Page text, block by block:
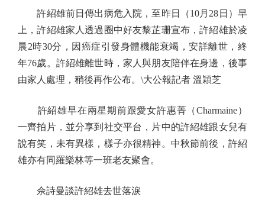
許紹雄前日傳出病危入院，至昨日（10月28日）早
上，許紹雄家人透過圈中好友黎芷珊宣布，許紹雄於凌
晨2時30分，因癌症引發身體機能衰竭，安詳離世，終
年76歲。許紹雄離世時，家人與朋友陪伴在身邊，後事
由家人處理，稍後再作公布。\大公報記者 溫穎芝
許紹雄早在兩星期前跟愛女許惠菁（Charmaine）
一齊拍片，並分享到社交平台，片中的許紹雄跟女兒有
說有笑，未有異樣，樣子亦很精神。中秋節前後，許紹
雄亦有同羅樂林等一班老友聚會。
佘詩曼談許紹雄去世落淚